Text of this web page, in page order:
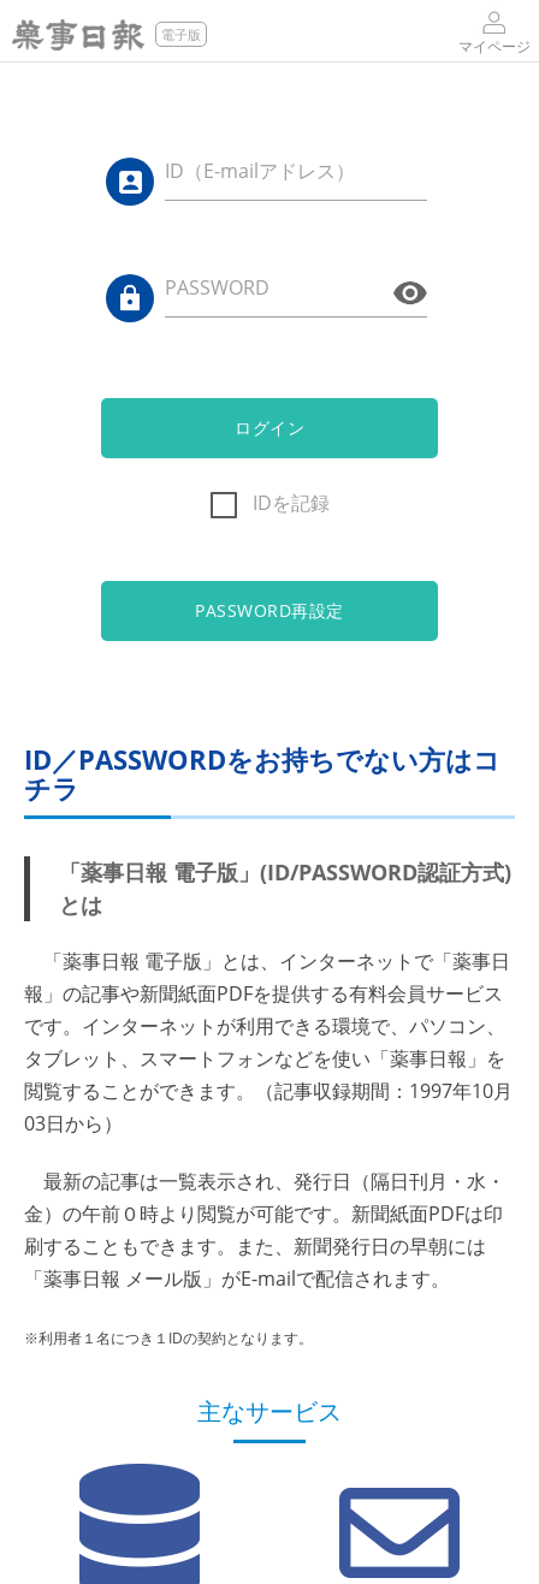
電子版
マイページ
ID（E-mailアドレス）
PASSWORD
ログイン
IDを記録
PASSWORD再設定
ID／PASSWORDをお持ちでない方はコ
チラ
「薬事日報 電子版」(ID/PASSWORD認証方式)
とは
「薬事日報 電子版」とは、インターネットで「薬事日
報」の記事や新聞紙面PDFを提供する有料会員サービス
です。インターネットが利用できる環境で、パソコン、
タブレット、スマートフォンなどを使い「薬事日報」を
閲覧することができます。（記事収録期間：1997年10月
03日から）
最新の記事は一覧表示され、発行日（隔日刊月・水・
金）の午前０時より閲覧が可能です。新聞紙面PDFは印
刷することもできます。また、新聞発行日の早朝には
「薬事日報 メール版」がE-mailで配信されます。
※利用者１名につき１IDの契約となります。
主なサービス